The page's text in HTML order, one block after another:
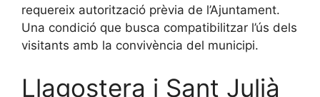
requereix autorització prèvia de l’Ajuntament.
Una condició que busca compatibilitzar l’ús dels
visitants amb la convivència del municipi.
Llagostera i Sant Julià